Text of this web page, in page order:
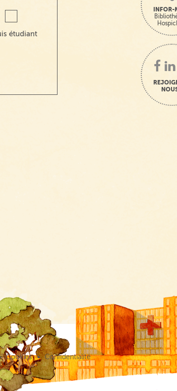
étudiant
INFOR-
Cookies Confidentialité